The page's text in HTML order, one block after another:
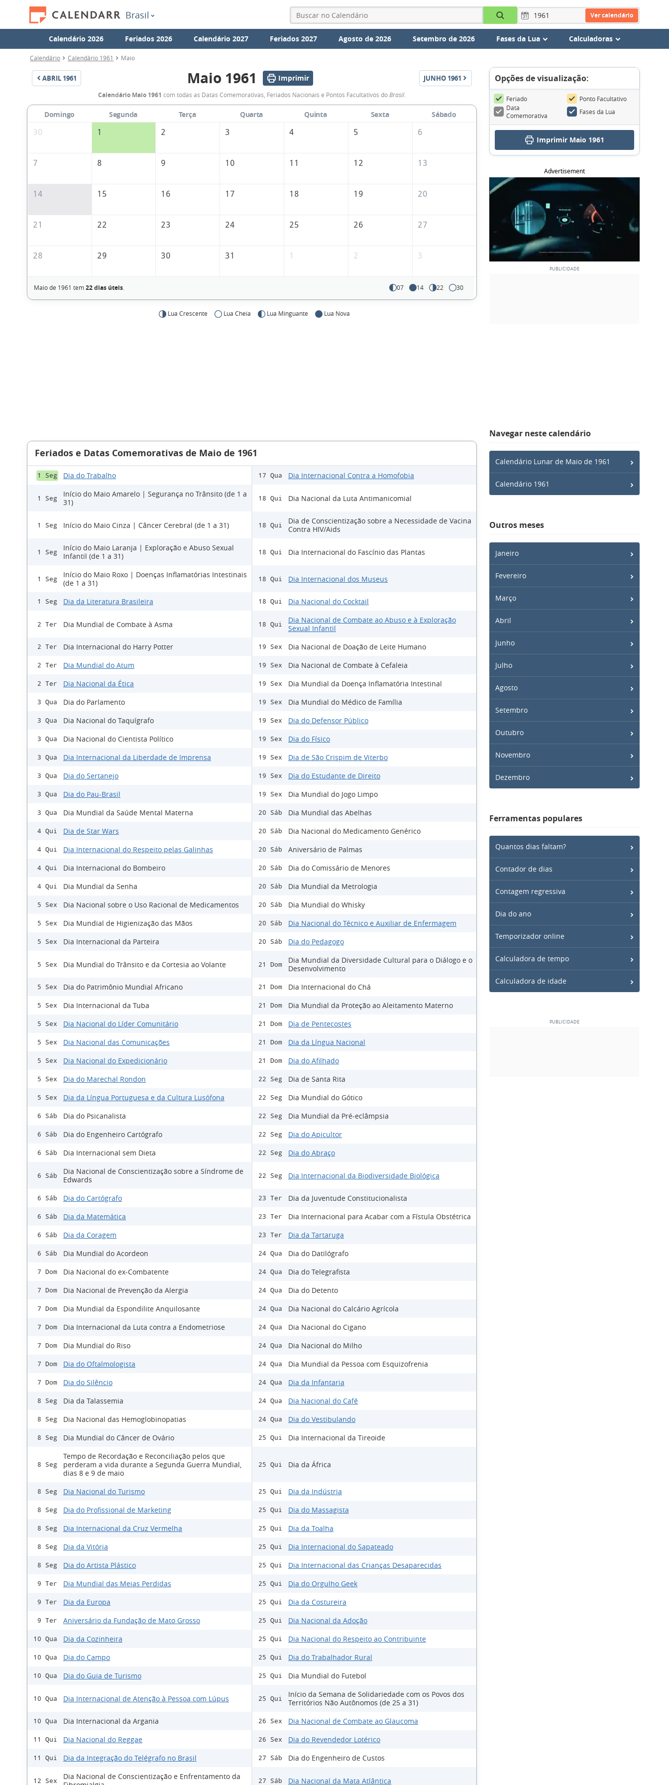
Brasil Ver calendário
Calendário 2026 Feriados 2026 Calendário 2027 Feriados 2027 Agosto de 2026 Setembro de 2026 Fases da Lua Calculadoras
Calendário Calendário 1961 Maio
ABRIL 1961
Calendário
de
Maio
Maio 1961 Imprimir JUNHO 1961
Calendário Maio 1961 com todas as Datas Comemorativas, Feriados Nacionais e Pontos Facultativos doBrasil
Domingo Segunda Terça Quarta Quinta Sexta
Sábado
30
1 2 3 4 5 6
7 8 9 10 11 12 13
14 15 16 17 18 19 20
21 22 23 24 25 26 27
28 29 30 31 1 2 3
Maio de 1961 tem22 dias úteis. 07 14 22 30
Lua Crescente Lua Cheia Lua Minguante Lua Nova
Opções de visualização:
Feriado
Ponto Facultativo
Data
Comemorativa
Fases da Lua
Imprimir Maio 1961
Advertisement
Feriados e Datas Comemorativas de Maio de 1961
1 Seg Dia do Trabalho
1 Seg
Início do Maio Amarelo | Segurança no Trânsito (de 1 a
31)
1 Seg Início do Maio Cinza | Câncer Cerebral (de 1 a 31)
1 Seg
Início do Maio Laranja | Exploração e Abuso Sexual
Infantil (de 1 a 31)
1 Seg
Início do Maio Roxo | Doenças Inflamatórias Intestinais
(de 1 a 31)
1 Seg Dia da Literatura Brasileira
2 Ter Dia Mundial de Combate à Asma
2 Ter Dia Internacional do Harry Potter
2 Ter Dia Mundial do Atum
2 Ter Dia Nacional da Ética
3 Qua Dia do Parlamento
3 Qua Dia Nacional do Taquígrafo
3 Qua Dia Nacional do Cientista Político
3 Qua Dia Internacional da Liberdade de Imprensa
3 Qua Dia do Sertanejo
3 Qua Dia do Pau-Brasil
3 Qua Dia Mundial da Saúde Mental Materna
4 Qui Dia de Star Wars
4 Qui Dia Internacional do Respeito pelas Galinhas
4 Qui Dia Internacional do Bombeiro
4 Qui Dia Mundial da Senha
5 Sex Dia Nacional sobre o Uso Racional de Medicamentos
5 Sex Dia Mundial de Higienização das Mãos
5 Sex Dia Internacional da Parteira
5 Sex Dia Mundial do Trânsito e da Cortesia ao Volante
5 Sex Dia do Patrimônio Mundial Africano
5 Sex Dia Internacional da Tuba
5 Sex Dia Nacional do Líder Comunitário
5 Sex Dia Nacional das Comunicações
5 Sex Dia Nacional do Expedicionário
5 Sex Dia do Marechal Rondon
5 Sex Dia da Língua Portuguesa e da Cultura Lusófona
6 Sáb Dia do Psicanalista
6 Sáb Dia do Engenheiro Cartógrafo
6 Sáb Dia Internacional sem Dieta
6 Sáb
Dia Nacional de Conscientização sobre a Síndrome de
Edwards
6 Sáb Dia do Cartógrafo
6 Sáb Dia da Matemática
6 Sáb Dia da Coragem
6 Sáb Dia Mundial do Acordeon
7 Dom Dia Nacional do ex-Combatente
7 Dom Dia Nacional de Prevenção da Alergia
7 Dom Dia Mundial da Espondilite Anquilosante
7 Dom Dia Internacional da Luta contra a Endometriose
7 Dom Dia Mundial do Riso
7 Dom Dia do Oftalmologista
7 Dom Dia do Silêncio
8 Seg Dia da Talassemia
8 Seg Dia Nacional das Hemoglobinopatias
8 Seg Dia Mundial do Câncer de Ovário
8 Seg
Tempo de Recordação e Reconciliação pelos que
perderam a vida durante a Segunda Guerra Mundial,
dias 8 e 9 de maio
8 Seg Dia Nacional do Turismo
8 Seg Dia do Profissional de Marketing
8 Seg Dia Internacional da Cruz Vermelha
8 Seg Dia da Vitória
8 Seg Dia do Artista Plástico
9 Ter Dia Mundial das Meias Perdidas
9 Ter Dia da Europa
9 Ter Aniversário da Fundação de Mato Grosso
10 Qua Dia da Cozinheira
10 Qua Dia do Campo
10 Qua Dia do Guia de Turismo
10 Qua Dia Internacional de Atenção à Pessoa com Lúpus
10 Qua Dia Internacional da Argania
11 Qui Dia Nacional do Reggae
11 Qui Dia da Integração do Telégrafo no Brasil
12 Sex
Dia Nacional de Conscientização e Enfrentamento da
17 Qua Dia Internacional Contra a Homofobia
18 Qui Dia Nacional da Luta Antimanicomial
18 Qui
Dia de Conscientização sobre a Necessidade de Vacina
Contra HIV/Aids
18 Qui Dia Internacional do Fascínio das Plantas
18 Qui Dia Internacional dos Museus
18 Qui Dia Nacional do Cocktail
18 Qui
Dia Nacional de Combate ao Abuso e à Exploração
Sexual Infantil
19 Sex Dia Nacional de Doação de Leite Humano
19 Sex Dia Nacional de Combate à Cefaleia
19 Sex Dia Mundial da Doença Inflamatória Intestinal
19 Sex Dia Mundial do Médico de Família
19 Sex Dia do Defensor Público
19 Sex Dia do Físico
19 Sex Dia de São Crispim de Viterbo
19 Sex Dia do Estudante de Direito
19 Sex Dia Mundial do Jogo Limpo
20 Sáb Dia Mundial das Abelhas
20 Sáb Dia Nacional do Medicamento Genérico
20 Sáb Aniversário de Palmas
20 Sáb Dia do Comissário de Menores
20 Sáb Dia Mundial da Metrologia
20 Sáb Dia Mundial do Whisky
20 Sáb Dia Nacional do Técnico e Auxiliar de Enfermagem
20 Sáb Dia do Pedagogo
21 Dom
Dia Mundial da Diversidade Cultural para o Diálogo e o
Desenvolvimento
21 Dom Dia Internacional do Chá
21 Dom Dia Mundial da Proteção ao Aleitamento Materno
21 Dom Dia de Pentecostes
21 Dom Dia da Língua Nacional
21 Dom Dia do Afilhado
22 Seg Dia de Santa Rita
22 Seg Dia Mundial do Gótico
22 Seg Dia Mundial da Pré-eclâmpsia
22 Seg Dia do Apicultor
22 Seg Dia do Abraço
22 Seg Dia Internacional da Biodiversidade Biológica
23 Ter Dia da Juventude Constitucionalista
23 Ter Dia Internacional para Acabar com a Fístula Obstétrica
23 Ter Dia da Tartaruga
24 Qua Dia do Datilógrafo
24 Qua Dia do Telegrafista
24 Qua Dia do Detento
24 Qua Dia Nacional do Calcário Agrícola
24 Qua Dia Nacional do Cigano
24 Qua Dia Nacional do Milho
24 Qua Dia Mundial da Pessoa com Esquizofrenia
24 Qua Dia da Infantaria
24 Qua Dia Nacional do Café
24 Qua Dia do Vestibulando
25 Qui Dia Internacional da Tireoide
25 Qui Dia da África
25 Qui Dia da Indústria
25 Qui Dia do Massagista
25 Qui Dia da Toalha
25 Qui Dia Internacional do Sapateado
25 Qui Dia Internacional das Crianças Desaparecidas
25 Qui Dia do Orgulho Geek
25 Qui Dia da Costureira
25 Qui Dia Nacional da Adoção
25 Qui Dia Nacional do Respeito ao Contribuinte
25 Qui Dia do Trabalhador Rural
25 Qui Dia Mundial do Futebol
25 Qui
Início da Semana de Solidariedade com os Povos dos
Territórios Não Autônomos (de 25 a 31)
26 Sex Dia Nacional de Combate ao Glaucoma
26 Sex Dia do Revendedor Lotérico
27 Sáb Dia do Engenheiro de Custos
27 Sáb Dia Nacional da Mata Atlântica
Navegar neste calendário
Calendário Lunar de Maio de 1961
Calendário 1961
Outros meses
Janeiro
Fevereiro
Março
Abril
Junho
Julho
Agosto
Setembro
Outubro
Novembro
Dezembro
Ferramentas populares
Quantos dias faltam?
Contador de dias
Contagem regressiva
Dia do ano
Temporizador online
Calculadora de tempo
Calculadora de idade